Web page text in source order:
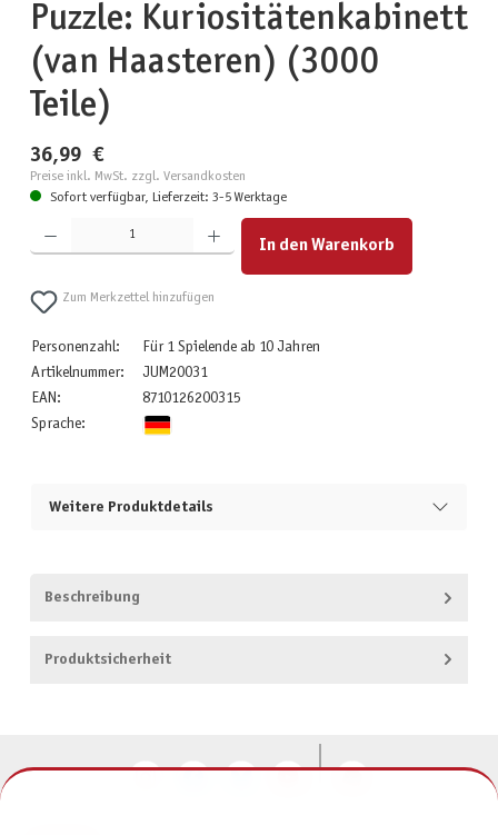
Puzzle: Kuriositätenkabinett
(van Haasteren) (3000
Teile)
36,99 €
Preise inkl. MwSt. zzgl. Versandkosten
Sofort verfügbar, Lieferzeit: 3-5 Werktage
Produkt Anzahl: Gib den gewünschten Wert ein oder benutze die Schaltflächen um die Anzahl zu
In den Warenkorb
Zum Merkzettel hinzufügen
Personenzahl:
Für 1 Spielende ab 10 Jahren
Artikelnummer:
JUM20031
EAN:
8710126200315
Sprache:
Weitere Produktdetails
Beschreibung
Produktsicherheit